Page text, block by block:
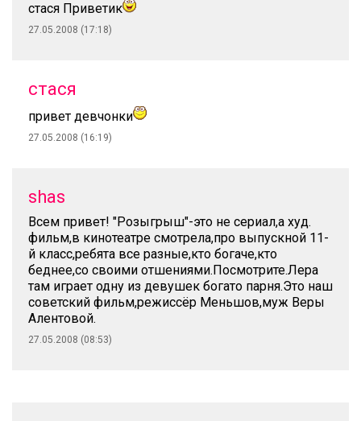
стася Приветик
27.05.2008 (17:18)
стася
привет девчонки
27.05.2008 (16:19)
shas
Всем привет! "Розыгрыш"-это не сериал,а худ.
фильм,в кинотеатре смотрела,про выпускной 11-
й класс,ребята все разные,кто богаче,кто
беднее,со своими отшениями.Посмотрите.Лера
там играет одну из девушек богато парня.Это наш
советский фильм,режиссёр Меньшов,муж Веры
Алентовой.
27.05.2008 (08:53)